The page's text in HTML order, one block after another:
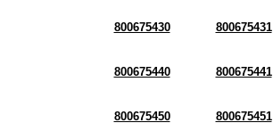
800675430 800675431
800675440 800675441
800675450 800675451